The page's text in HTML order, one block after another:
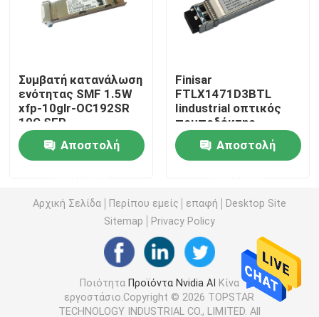
10G ενότητα SFP
Οπτικός πομποδέκτης Finisar
Μονάδα SFP Brocade FC
Διακόπτης μπροκάρ SAN
Άδεια ΛΟΒΩΝ μπροκάρ
Συμβατή κατανάλωση
ενότητας SMF 1.5W
xfp-10glr-OC192SR
10G SFP
Αποστολή
Finisar
FTLX1471D3BTL
Iindustrial οπτικός
πομποδέκτης
τρόπου ενότητας
10G SFP ενιαίος
Αποστολή
Αρχική Σελίδα Περίπου εμείς επαφή
Desktop Site
Sitemap
Privacy Policy
Ποιότητα Προϊόντα Nvidia AI
Κίνα
εργοστάσιο.Copyright © 2026 TOPSTAR
TECHNOLOGY INDUSTRIAL CO., LIMITED. All